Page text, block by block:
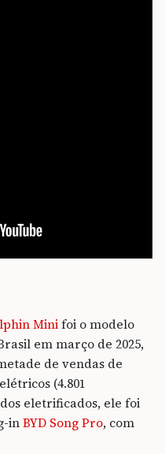
Minifoi o modelo
em março de 2025,
de vendas de
(4.801
eletrificados, ele foi
inBYD Song Pro, com